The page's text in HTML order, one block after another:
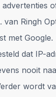
van Ringh
met Google.
dat IP-
nooit
wordt